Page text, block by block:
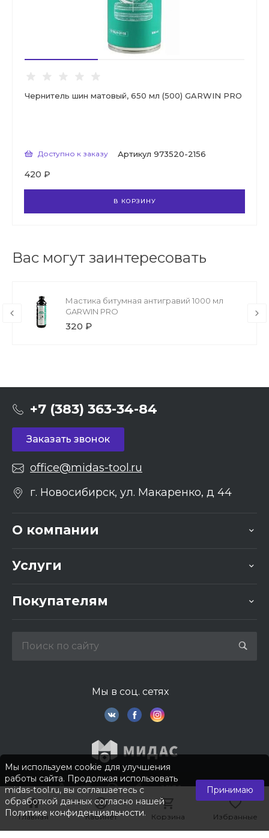
Главная Кабинет Корзина Избранные
Главная Кабинет Корзина Избранные
Чернитель шин матовый, 650 мл (500) GARWIN PRO
Доступно к заказу Артикул 973520-2156
420 ₽
В КОРЗИНУ
Вас могут заинтересовать
Мастика битумная антигравий 1000 мл
GARWIN PRO
320 ₽
+7 (383) 363-34-84
Заказать звонок
office@midas-tool.ru
г. Новосибирск, ул. Макаренко, д 44
О компании
Услуги
Покупателям
Мы в соц. сетях
© 2026 © Компания «Мидас». Все права защищены.
Мы используем cookie для улучшения
работы сайта. Продолжая использовать
midas-tool.ru, вы соглашаетесь с
обработкой данных согласно нашей
Политике конфиденциальности.
Принимаю